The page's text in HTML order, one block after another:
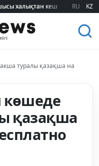
халықтан кешірім сұрады
халықтан кешірім сұрады
RU KZ
туралы қазақша на
көшеде
қазақша